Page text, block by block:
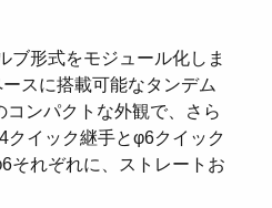
ブ形式をモジュール化しま
スに搭載可能なタンデム
ンパクトな外観で、さら
クイック継手とφ6クイック
それぞれに、ストレートお